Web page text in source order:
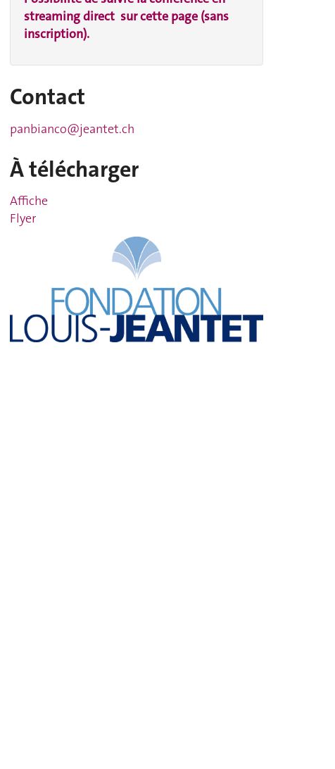
streaming direct sur cette page (sans
inscription).
Contact
panbianco@jeantet.ch
À télécharger
Affiche
Flyer